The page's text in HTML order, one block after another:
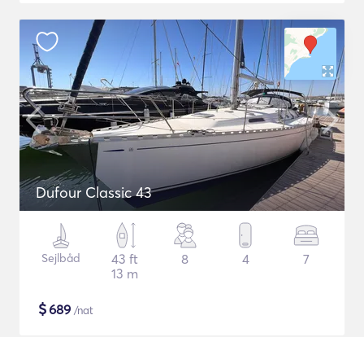
Dufour Classic 43
Sejlbåd
43 ft
13 m
8 4 7
$689 /nat